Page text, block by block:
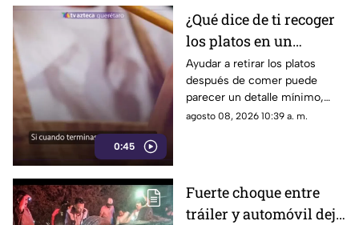
0:45
¿Qué dice de ti recoger
los platos en un
restaurante? Este
pequeño gesto podría
revelar algunos rasgos
de tu personalidad
Ayudar a retirar los platos
después de comer puede
parecer un detalle mínimo,
pero este comportamiento
agosto 08, 2026 10:39 a. m.
Fuerte choque entre
tráiler y automóvil deja